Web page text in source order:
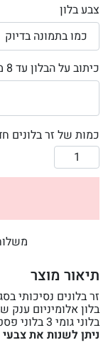
צבע בלון
כיתוב על הבלון עד 8 מילים
כמות של זר בלונים
משלוח
תיאור מוצר
זר בלונים נסיכותי
בלוני גומי 3 בלוני פסטל
ניתן לשנות את